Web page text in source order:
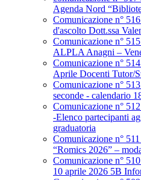
Agenda Nord
Comunicazione n°
d'ascolto Dott.ssa
Comunicazione n°
ALPLA Anagni –
Comunicazione n°
Aprile Docenti Tutor/
Comunicazione n°
seconde - calendario
Comunicazione n°
-Elenco partecipanti
graduatoria
Comunicazione n°
“Romics 2026” –
Comunicazione n°
10 aprile 2026 5B